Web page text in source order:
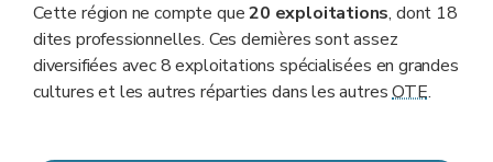
Cette région ne compte que20 exploitations, dont 18
dites professionnelles. Ces dernières sont assez
diversifiées avec 8 exploitations spécialisées en grandes
cultures et les autres réparties dans les autresOTE.